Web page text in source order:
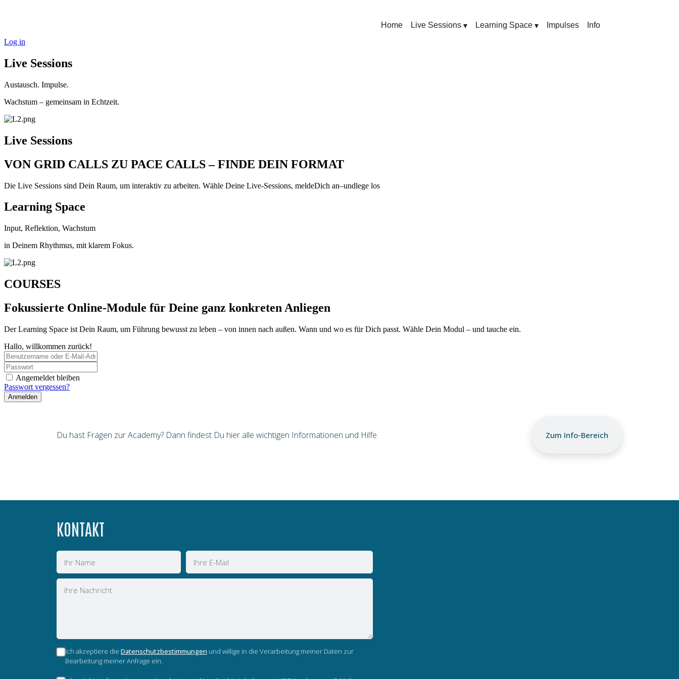
Home Live Sessions ▾ Learning Space ▾ Impulses
Info
Log in
Live Sessions
Austausch. Impulse.
Wachstum – gemeinsam in Echtzeit.
Live Sessions
VON GRID CALLS ZU PACE CALLS – FINDE DEIN FORMAT
Die Live Sessions sind Dein Raum, um interaktiv zu arbeiten. Wähle Deine Live-Sessions, meldeDich an–undlege los
Learning Space
Input, Reflektion, Wachstum
in Deinem Rhythmus, mit klarem Fokus.
COURSES
Fokussierte Online-Module für Deine ganz konkreten Anliegen
Der Learning Space ist Dein Raum, um Führung bewusst zu leben – von innen nach außen. Wann und wo es für Dich passt. Wähle Dein Modul – und tauche ein.
Hallo, willkommen zurück!
Angemeldet bleiben
Passwort vergessen?
Anmelden
Du hast Fragen zur Academy? Dann findest Du hier alle wichtigen Informationen und Hilfe. Zum Info-Bereich
KONTAKT
Name
E-
Mail
Nachricht
Ich akzeptiere die Datenschutzbestimmungen und willige in die Verarbeitung meiner Daten zur
Bearbeitung meiner Anfrage ein.